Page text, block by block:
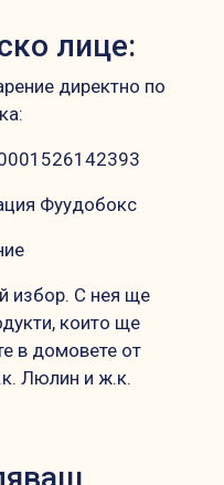
лице:
директно по
Фуудобокс
избор. С нея ще
които ще
в домовете от
Люлин и ж.к.